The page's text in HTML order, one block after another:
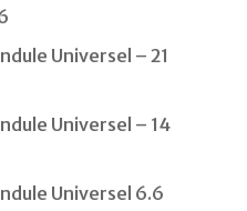
Universel – 21
Universel – 14
Universel 6.6